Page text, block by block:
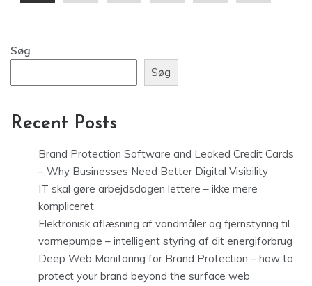
Søg
Søg
Recent Posts
Brand Protection Software and Leaked Credit Cards
– Why Businesses Need Better Digital Visibility
IT skal gøre arbejdsdagen lettere – ikke mere
kompliceret
Elektronisk aflæsning af vandmåler og fjernstyring til
varmepumpe – intelligent styring af dit energiforbrug
Deep Web Monitoring for Brand Protection – how to
protect your brand beyond the surface web